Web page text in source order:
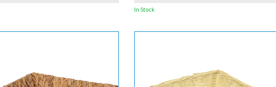
In Stock